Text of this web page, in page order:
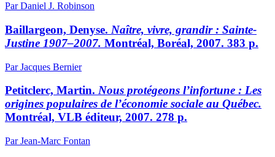
Par Daniel J. Robinson
Baillargeon, Denyse. Naître, vivre, grandir : Sainte-
Justine 1907–2007. Montréal, Boréal, 2007. 383 p.
Par Jacques Bernier
Petitclerc, Martin. Nous protégeons l’infortune : Les
origines populaires de l’économie sociale au Québec.
Montréal, VLB éditeur, 2007. 278 p.
Par Jean-Marc Fontan